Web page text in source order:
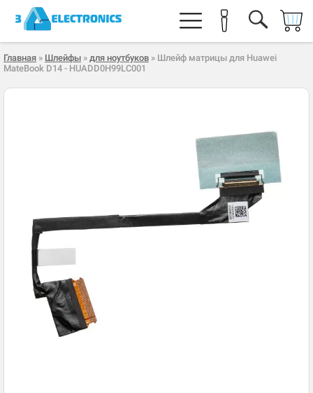
Главная » Шлейфы » для ноутбуков » Шлейф матрицы для Huawei
MateBook D14 - HUADD0H99LC001